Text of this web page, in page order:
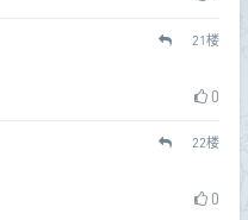
21楼
0
22楼
0